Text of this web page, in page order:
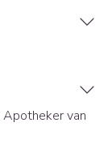
Apotheker van